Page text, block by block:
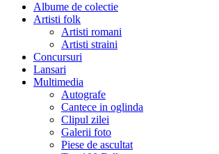
Albume de colectie
Artisti folk
Artisti romani
Artisti straini
Concursuri
Lansari
Multimedia
Autografe
Cantece in oglinda
Clipul zilei
Galerii foto
Piese de ascultat